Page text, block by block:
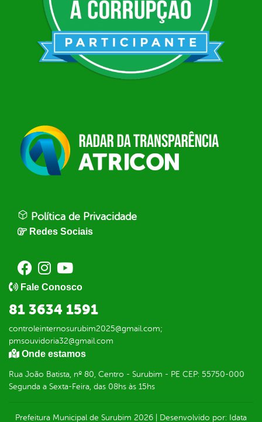
Política de Privacidade
Redes Sociais
Fale Conosco
81 3634 1591
controleinternosurubim2025@gmail.com;
pmsouvidoria32@gmail.com
Onde estamos
Rua João Batista, nº 80, Centro - Surubim - PE CEP: 55750-000
Segunda a Sexta-Feira, das 08hs às 15hs
Prefeitura Municipal de Surubim 2026 Desenvolvido por: Idata